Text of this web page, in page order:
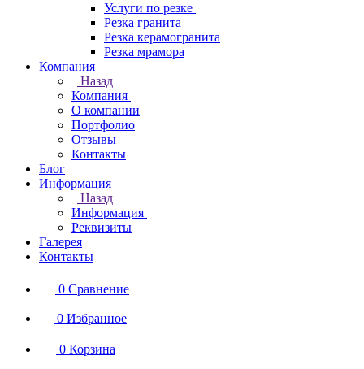
Услуги по резке
Резка гранита
Резка керамогранита
Резка мрамора
Компания
Назад
Компания
О компании
Портфолио
Отзывы
Контакты
Блог
Информация
Назад
Информация
Реквизиты
Галерея
Контакты
0 Сравнение
0 Избранное
0 Корзина